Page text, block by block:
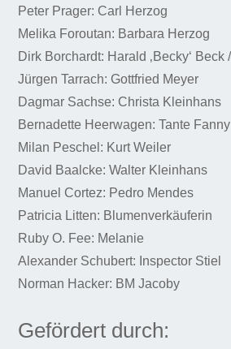
Peter Prager: Carl Herzog
Melika Foroutan: Barbara Herzog
Dirk Borchardt: Harald ‚Becky‘ Beck
Jürgen Tarrach: Gottfried Meyer
Dagmar Sachse: Christa Kleinhans
Bernadette Heerwagen: Tante Fanny
Milan Peschel: Kurt Weiler
David Baalcke: Walter Kleinhans
Manuel Cortez: Pedro Mendes
Patricia Litten: Blumenverkäuferin
Ruby O. Fee: Melanie
Alexander Schubert: Inspector Stiel
Norman Hacker: BM Jacoby
Gefördert durch: